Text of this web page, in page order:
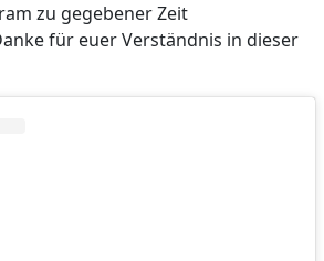
zu gegebener Zeit
für euer Verständnis in dieser